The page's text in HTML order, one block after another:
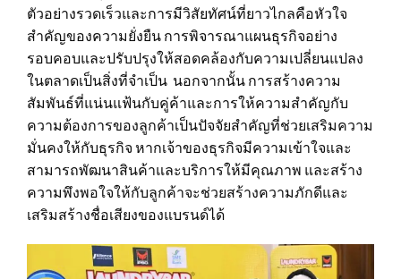
ตัวอย่างรวดเร็วและการมีวิสัยทัศน์ที่ยาวไกลคือหัวใจ
สำคัญของความยั่งยืน การพิจารณาแผนธุรกิจอย่าง
รอบคอบและปรับปรุงให้สอดคล้องกับความเปลี่ยนแปลง
ในตลาดเป็นสิ่งที่จำเป็น นอกจากนั้น การสร้างความ
สัมพันธ์ที่แน่นแฟ้นกับคู่ค้าและการให้ความสำคัญกับ
ความต้องการของลูกค้าเป็นปัจจัยสำคัญที่ช่วยเสริมความ
มั่นคงให้กับธุรกิจ หากเจ้าของธุรกิจมีความเข้าใจและ
สามารถพัฒนาสินค้าและบริการให้มีคุณภาพ และสร้าง
ความพึงพอใจให้กับลูกค้าจะช่วยสร้างความภักดีและ
เสริมสร้างชื่อเสียงของแบรนด์ได้